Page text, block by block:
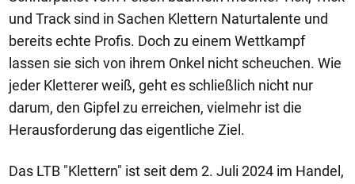
und Track sind in Sachen Klettern Naturtalente und
bereits echte Profis. Doch zu einem Wettkampf
lassen sie sich von ihrem Onkel nicht scheuchen. Wie
jeder Kletterer weiß, geht es schließlich nicht nur
darum, den Gipfel zu erreichen, vielmehr ist die
Herausforderung das eigentliche Ziel.
Das LTB "Klettern" ist seit dem 2. Juli 2024 im Handel,